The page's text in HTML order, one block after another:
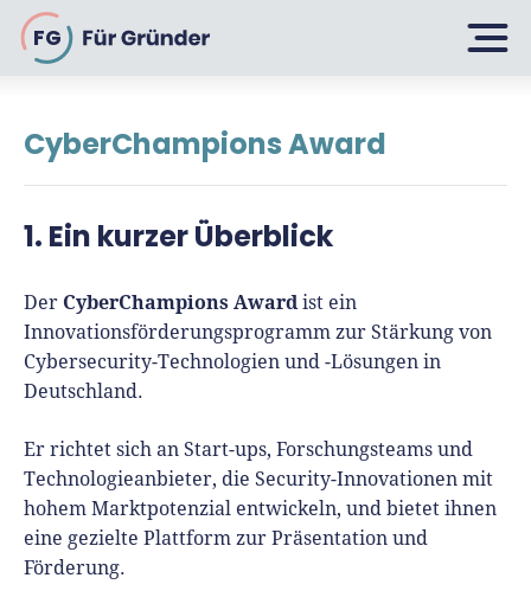
FG
Selbstständig machen
Über 500 Geschäftsideen
Bin ich ein Gründer?
Geschäftsmodell entwickeln
Businessplan schreiben
Businessplan-Vorlage & Muster
Finanzplan erstellen
Gründen
Firma gründen: 10 Tipps
UG gründen
GmbH gründen
Geschäftskonto-Vergleich
Wachsen
6 Tipps zum Start
Fördermittelcheck machen
Kunden gewinnen
Finanzieren
CyberChampions Award
1. Ein kurzer Überblick
Der CyberChampions Awardist ein
Innovationsförderungsprogramm zur Stärkung von
Cybersecurity-Technologien und -Lösungen in
Deutschland.
Er richtet sich an Start-ups, Forschungsteams und
Technologieanbieter, die Security-Innovationen mit
hohem Marktpotenzial entwickeln, und bietet ihnen
eine gezielte Plattform zur Präsentation und
Förderung.